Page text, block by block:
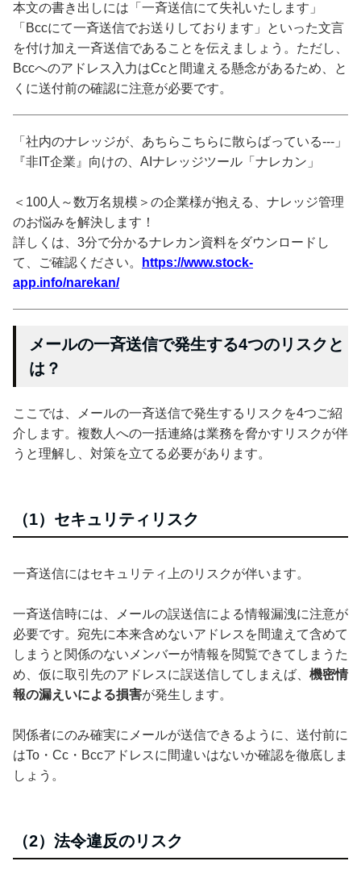
本文の書き出しには「一斉送信にて失礼いたします」
「Bccにて一斉送信でお送りしております」といった文言
を付け加え一斉送信であることを伝えましょう。ただし、
Bccへのアドレス入力はCcと間違える懸念があるため、と
くに送付前の確認に注意が必要です。
「社内のナレッジが、あちらこちらに散らばっている---」
『非IT企業』向けの、AIナレッジツール「ナレカン」
＜100人～数万名規模＞の企業様が抱える、ナレッジ管理
のお悩みを解決します！
詳しくは、3分で分かるナレカン資料をダウンロードし
て、ご確認ください。
https://www.stock-
app.info/narekan/
メールの一斉送信で発生する4つのリスクと
は？
ここでは、メールの一斉送信で発生するリスクを4つご紹
介します。複数人への一括連絡は業務を脅かすリスクが伴
うと理解し、対策を立てる必要があります。
（1）セキュリティリスク
一斉送信にはセキュリティ上のリスクが伴います。
一斉送信時には、メールの誤送信による情報漏洩に注意が
必要です。宛先に本来含めないアドレスを間違えて含めて
しまうと関係のないメンバーが情報を閲覧できてしまうた
め、仮に取引先のアドレスに誤送信してしまえば、 機密情
報の漏えいによる損害が発生します。
関係者にのみ確実にメールが送信できるように、送付前に
はTo・Cc・Bccアドレスに間違いはないか確認を徹底しま
しょう。
（2）法令違反のリスク